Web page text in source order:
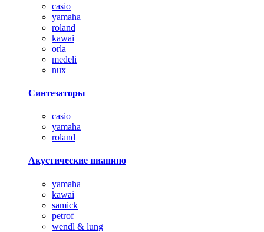
casio
yamaha
roland
kawai
orla
medeli
nux
Синтезаторы
casio
yamaha
roland
Акустические пианино
yamaha
kawai
samick
petrof
wendl & lung